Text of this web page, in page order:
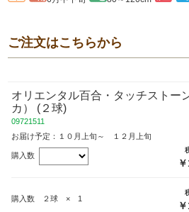
ご注文はこちらから
オリエンタル百合・タッチストー
カ） (２球)
09721511
お届け予定：１０月上旬～ １２月上旬
購入数
購入数 ２球 × 1